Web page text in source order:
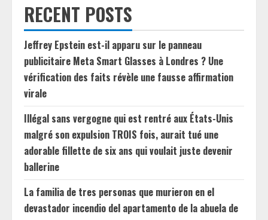
RECENT POSTS
Jeffrey Epstein est-il apparu sur le panneau
publicitaire Meta Smart Glasses à Londres ? Une
vérification des faits révèle une fausse affirmation
virale
Illégal sans vergogne qui est rentré aux États-Unis
malgré son expulsion TROIS fois, aurait tué une
adorable fillette de six ans qui voulait juste devenir
ballerine
La familia de tres personas que murieron en el
devastador incendio del apartamento de la abuela de